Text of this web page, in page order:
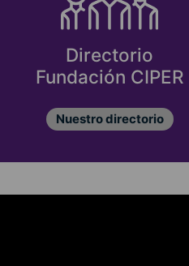
Directorio
Fundación CIPER
Nuestro directorio